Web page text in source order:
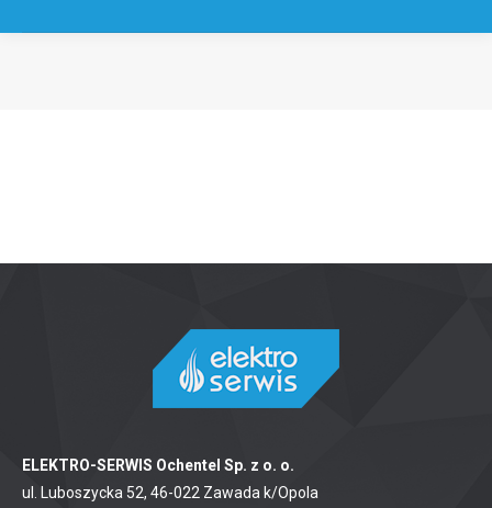
ELEKTRO-SERWIS Ochentel Sp. z o. o.
ul. Luboszycka 52, 46-022 Zawada k/Opola